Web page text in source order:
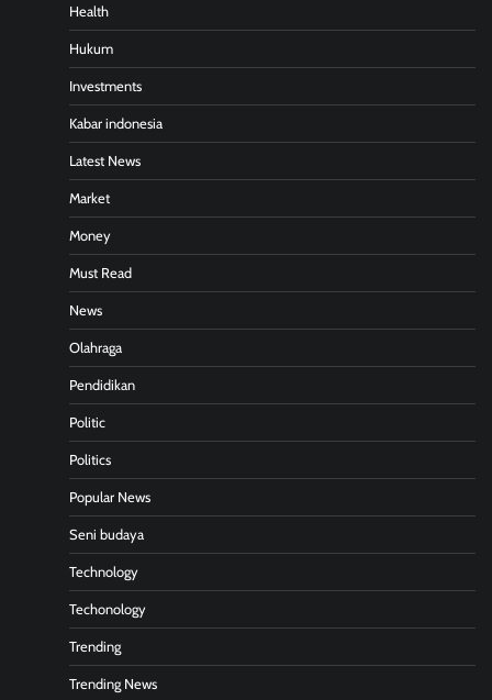
Health
Hukum
Investments
Kabar indonesia
Latest News
Market
Money
Must Read
News
Olahraga
Pendidikan
Politic
Politics
Popular News
Seni budaya
Technology
Techonology
Trending
Trending News